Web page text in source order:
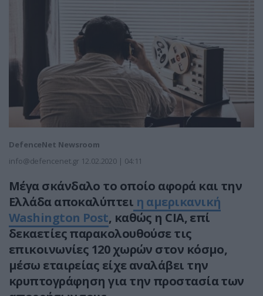
DefenceNet Newsroom
info@defencenet.gr 12.02.2020 | 04:11
Μέγα σκάνδαλο το οποίο αφορά και την
Ελλάδα αποκαλύπτει η αμερικανική
Washington Post, καθώς η CIA, επί
δεκαετίες παρακολουθούσε τις
επικοινωνίες 120 χωρών στον κόσμο,
μέσω εταιρείας είχε αναλάβει την
κρυπτογράφηση για την προστασία των